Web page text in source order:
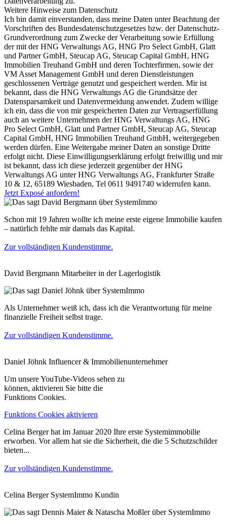
Weitere Hinweise zum Datenschutz
Ich bin damit einverstanden, dass meine Daten unter Beachtung der
Vorschriften des Bundesdatenschutzgesetzes bzw. der Datenschutz-
Grundverordnung zum Zwecke der Verarbeitung sowie Erfüllung
der mit der HNG Verwaltungs AG, HNG Pro Select GmbH, Glatt
und Partner GmbH, Steucap AG, Steucap Capital GmbH, HNG
Immobilien Treuhand GmbH und deren Tochterfirmen, sowie der
VM Asset Management GmbH und deren Dienstleistungen
geschlossenen Verträge genutzt und gespeichert werden. Mir ist
bekannt, dass die HNG Verwaltungs AG die Grundsätze der
Datensparsamkeit und Datenvermeidung anwendet. Zudem willige
ich ein, dass die von mir gespeicherten Daten zur Vertragserfüllung
auch an weitere Unternehmen der HNG Verwaltungs AG, HNG
Pro Select GmbH, Glatt und Partner GmbH, Steucap AG, Steucap
Capital GmbH, HNG Immobilien Treuhand GmbH, weitergegeben
werden dürfen. Eine Weitergabe meiner Daten an sonstige Dritte
erfolgt nicht. Diese Einwilligungserklärung erfolgt freiwillig und mir
ist bekannt, dass ich diese jederzeit gegenüber der HNG
Verwaltungs AG unter HNG Verwaltungs AG, Frankfurter Straße
10 & 12, 65189 Wiesbaden, Tel 0611 9491740 widerrufen kann.
Jetzt Exposé anfordern!
Schon mit 19 Jahren wollte ich meine erste eigene Immobilie kaufen
– natürlich fehlte mir damals das Kapital.
Zur vollständigen Kundenstimme.
David Bergmann Mitarbeiter in der Lagerlogistik
Als Unternehmer weiß ich, dass ich die Verantwortung für meine
finanzielle Freiheit selbst trage.
Zur vollständigen Kundenstimme.
Daniel Jöhnk Influencer & Immobilienunternehmer
Um unsere YouTube-Videos sehen zu
können, aktivieren Sie bitte die
Funktions Cookies.
Funktions Cookies aktivieren
Celina Berger hat im Januar 2020 Ihre erste Systemimmobilie
erworben. Vor allem hat sie die Sicherheit, die die 5 Schutzschilder
bieten...
Zur vollständigen Kundenstimme.
Celina Berger SystemImmo Kundin